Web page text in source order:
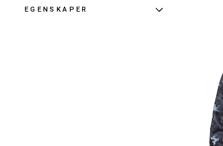
EGENSKAPER